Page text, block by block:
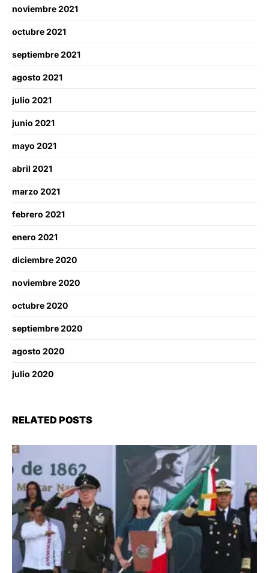
noviembre 2021
octubre 2021
septiembre 2021
agosto 2021
julio 2021
junio 2021
mayo 2021
abril 2021
marzo 2021
febrero 2021
enero 2021
diciembre 2020
noviembre 2020
octubre 2020
septiembre 2020
agosto 2020
julio 2020
RELATED POSTS